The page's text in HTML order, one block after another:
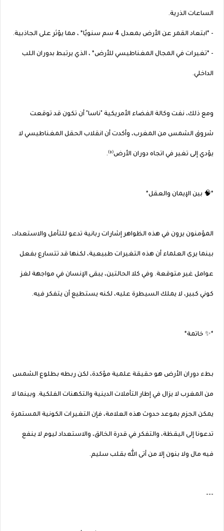
الساعات الذرية.
- *ابتعاد القمر عن الأرض بمعدل 4 سم سنويًا* ، مما يؤثر على الجاذبية.
- *تغيرات في المجال المغناطيسي للأرض* ، الذي يرتبط بدوران اللب
الداخلي.
ومع ذلك، نفت وكالة الفضاء الأمريكية "ناسا" أن تكون قد توقعت
شروق الشمس من المغرب، وأكدت أن انقلاب الحقل المغناطيسي لا
يؤدي إلى تغير في اتجاه دوران الأرض⁽³⁾.
*🧠 بين الإيمان والعقل*
المؤمنون يرون في هذه الظواهر إشارات ربانية تدعو للتأمل والاستعداد،
بينما يرى العلماء أن هذه التغيرات طبيعية، لكنها قد تتسارع بفعل
عوامل غير متوقعة. وفي كلا الحالتين، يبقى الإنسان في مواجهة لغز
كوني كبير، لا يملك السيطرة عليه، لكنه يستطيع أن يتفكر فيه.
*✨ خاتمة*
بطء دوران الأرض هو حقيقة علمية مؤكدة، لكن ربطه بطلوع الشمس
من المغرب لا يزال في إطار التأملات الدينية والتكهنات الفلكية. وبينما لا
يمكن الجزم بموعد حدوث هذه العلامة، فإن التغيرات الكونية المستمرة
تدعونا إلى اليقظة، والتفكر في قدرة الخالق، والاستعداد ليوم لا ينفع
فيه مال ولا بنون إلا من أتى الله بقلب سليم.
---